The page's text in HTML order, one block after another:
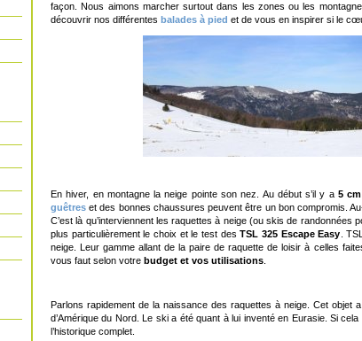
façon. Nous aimons marcher surtout dans les zones ou les
découvrir nos différentes balades à pied et de vous en inspirer si le
En hiver, en montagne la neige pointe son nez. Au début s’il y a 5 cm
guêtreset des bonnes chaussures peuvent être un bon compromis.
C’est là qu’interviennent les raquettes à neige (ou skis de
plus particulièrement le choix et le test desTSL 325 Escape Easy .
neige. Leur gamme allant de la paire de raquette de loisir à celles
vous faut selon votre budget et vos utilisations
Parlons rapidement de la naissance des raquettes à neige. Cet objet
d’Amérique du Nord. Le ski a été quant à lui inventé en Eurasie. Si
l’historique complet.